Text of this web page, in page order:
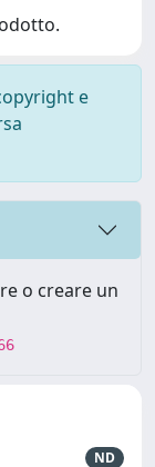
e
o creare un
ND